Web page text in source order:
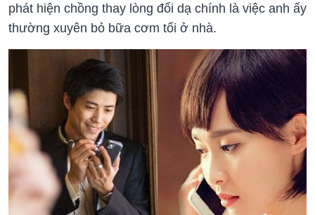
phát hiện chồng thay lòng đổi dạ chính là việc anh ấy
thường xuyên bỏ bữa cơm tối ở nhà.